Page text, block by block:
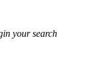
your search